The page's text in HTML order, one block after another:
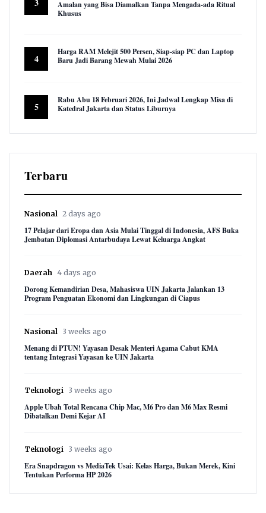
3
Amalan yang Bisa Diamalkan Tanpa Mengada-ada Ritual
Khusus
4
Harga RAM Melejit 500 Persen, Siap-siap PC dan Laptop
Baru Jadi Barang Mewah Mulai 2026
5
Rabu Abu 18 Februari 2026, Ini Jadwal Lengkap Misa di
Katedral Jakarta dan Status Liburnya
Terbaru
Nasional 2 days ago
17 Pelajar dari Eropa dan Asia Mulai Tinggal di Indonesia, AFS Buka
Jembatan Diplomasi Antarbudaya Lewat Keluarga Angkat
Daerah 4 days ago
Dorong Kemandirian Desa, Mahasiswa UIN Jakarta Jalankan 13
Program Penguatan Ekonomi dan Lingkungan di Ciapus
Nasional 3 weeks ago
Menang di PTUN! Yayasan Desak Menteri Agama Cabut KMA
tentang Integrasi Yayasan ke UIN Jakarta
Teknologi 3 weeks ago
Apple Ubah Total Rencana Chip Mac, M6 Pro dan M6 Max Resmi
Dibatalkan Demi Kejar AI
Teknologi 3 weeks ago
Era Snapdragon vs MediaTek Usai: Kelas Harga, Bukan Merek, Kini
Tentukan Performa HP 2026